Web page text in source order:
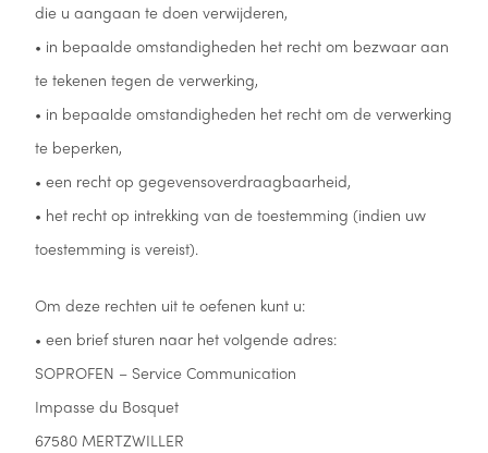
die u aangaan te doen verwijderen,
• in bepaalde omstandigheden het recht om bezwaar aan
te tekenen tegen de verwerking,
• in bepaalde omstandigheden het recht om de verwerking
te beperken,
• een recht op gegevensoverdraagbaarheid,
• het recht op intrekking van de toestemming (indien uw
toestemming is vereist).
Om deze rechten uit te oefenen kunt u:
• een brief sturen naar het volgende adres:
SOPROFEN – Service Communication
Impasse du Bosquet
67580 MERTZWILLER